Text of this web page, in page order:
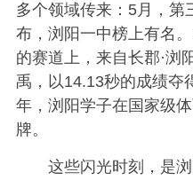
多个领域传来：5月，第
布，浏阳一中榜上有名
的赛道上，来自长郡·浏
禹，以14.13秒的成绩夺
年，浏阳学子在国家级
牌。
这些闪光时刻，是